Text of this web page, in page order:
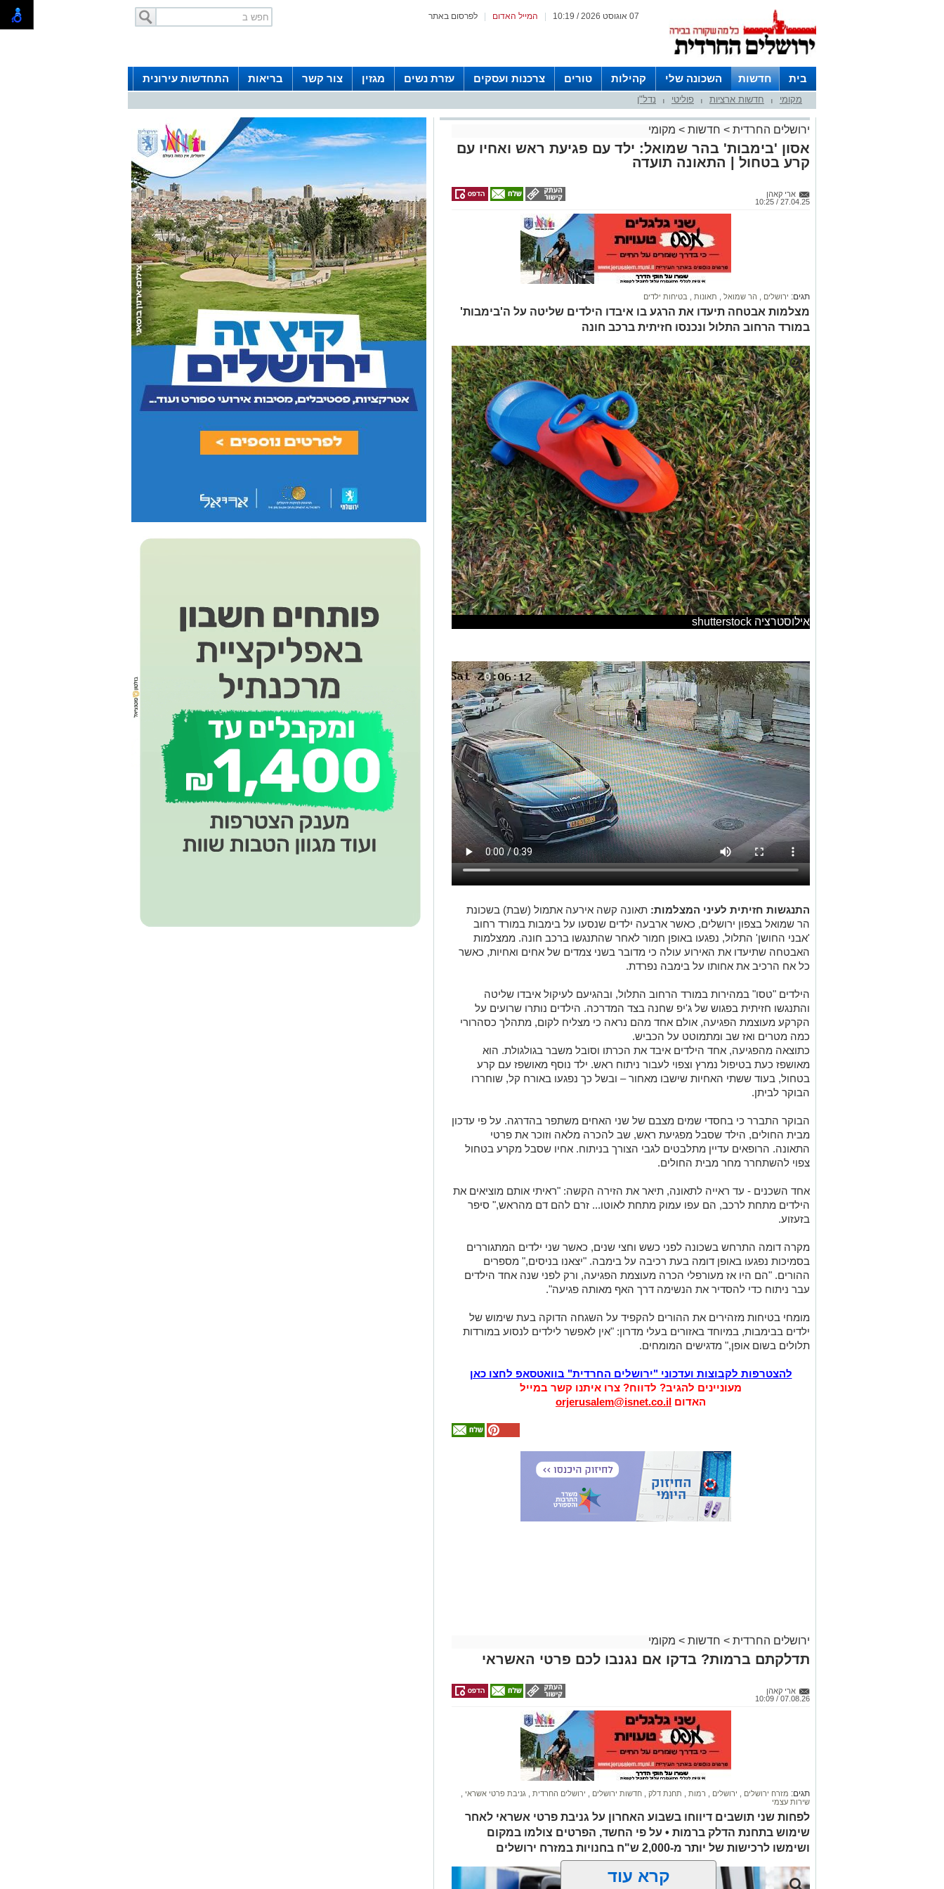
לפרסום באתר המייל האדום 07 אוגוסט 2026 / 10:19
בית חדשות השכונה שלי קהילות טורים צרכנות ועסקים עזרת נשים מגזין צור קשר בריאות
התחדשות עירונית
חצרות
מקומי חדשות ארציות פוליטי נדל"ן
ירושלים החרדית > חדשות > מקומי
אסון 'בימבות' בהר שמואל: ילד עם פגיעת ראש ואחיו עם
קרע בטחול | התאונה תועדה
ארי קאהן
27.04.25 / 10:25
תגים: ירושלים הר שמואל תאונות בטיחות ילדים
מצלמות אבטחה תיעדו את הרגע בו איבדו הילדים שליטה על ה'בימבות'
במורד הרחוב התלול ונכנסו חזיתית ברכב חונה
אילוסטרציה shutterstock
התנגשות חזיתית לעיני המצלמות: תאונה קשה אירעה אתמול (שבת) בשכונת
הר שמואל בצפון ירושלים, כאשר ארבעה ילדים שנסעו על בימבות במורד רחוב
'אבני החושן' התלול, נפגעו באופן חמור לאחר שהתנגשו ברכב חונה. ממצלמות
האבטחה שתיעדו את האירוע עולה כי מדובר בשני צמדים של אחים ואחיות, כאשר
כל אח הרכיב את אחותו על בימבה נפרדת.
הילדים "טסו" במהירות במורד הרחוב התלול, ובהגיעם לעיקול איבדו שליטה
והתנגשו חזיתית בפגוש של ג'יפ שחנה בצד המדרכה. הילדים נותרו שרועים על
הקרקע מעוצמת הפגיעה, אולם אחד מהם נראה כי מצליח לקום, מתהלך כסהרורי
כמה מטרים ואז שב ומתמוטט על הכביש.
כתוצאה מהפגיעה, אחד הילדים איבד את הכרתו וסובל משבר בגולגולת. הוא
מאושפז כעת בטיפול נמרץ וצפוי לעבור ניתוח ראש. ילד נוסף מאושפז עם קרע
בטחול, בעוד ששתי האחיות שישבו מאחור – ובשל כך נפגעו באורח קל, שוחררו
הבוקר לביתן.
הבוקר התברר כי בחסדי שמים מצבם של שני האחים משתפר בהדרגה. על פי עדכון
מבית החולים, הילד שסבל מפגיעת ראש, שב להכרה מלאה וזוכר את פרטי
התאונה. הרופאים עדיין מתלבטים לגבי הצורך בניתוח. אחיו שסבל מקרע בטחול
צפוי להשתחרר מחר מבית החולים.
אחד השכנים - עד ראייה לתאונה, תיאר את הזירה הקשה: "ראיתי אותם מוציאים את
הילדים מתחת לרכב, הם עפו עמוק מתחת לאוטו... זרם להם דם מהראש," סיפר
בזעזוע.
מקרה דומה התרחש בשכונה לפני כשש וחצי שנים, כאשר שני ילדים המתגוררים
בסמיכות נפגעו באופן דומה בעת רכיבה על בימבה. "יצאנו בניסים," מספרים
ההורים. "הם היו אז מעורפלי הכרה מעוצמת הפגיעה, ורק לפני שנה אחד הילדים
עבר ניתוח כדי להסדיר את הנשימה דרך האף מאותה פגיעה".
מומחי בטיחות מזהירים את ההורים להקפיד על השגחה הדוקה בעת שימוש של
ילדים בבימבות, במיוחד באזורים בעלי מדרון: "אין לאפשר לילדים לנסוע במורדות
תלולים בשום אופן," מדגישים המומחים.
להצטרפות לקבוצות ועדכוני "ירושלים החרדית" בוואטסאפ לחצו כאן
מעוניינים להגיב? לדווח? צרו איתנו קשר במייל
האדום orjerusalem@isnet.co.il
ירושלים החרדית > חדשות > מקומי
תדלקתם ברמות? בדקו אם נגנבו לכם פרטי האשראי
ארי קאהן
07.08.26 / 10:09
תגים: מזרח ירושלים ירושלים רמות תחנת דלק חדשות ירושלים ירושלים החרדית גניבת פרטי אשראי
שירות עצמי
לפחות שני תושבים דיווחו בשבוע האחרון על גניבת פרטי אשראי לאחר
שימוש בתחנת הדלק ברמות • על פי החשד, הפרטים צולמו במקום
ושימשו לרכישות של יותר מ-2,000 ש"ח בחנויות במזרח ירושלים
קרא עוד